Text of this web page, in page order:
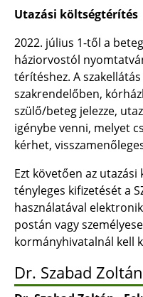
Utazási költségtérítés
2022. július 1-től a
háziorvostól
térítéshez. A
szakrendelőben,
szülő/beteg jelezze,
igénybe venni, melyet
kérhet,
Ezt követően az
tényleges kifizetését a
használatával
postán vagy
kormányhivatalnál kell
Dr. Szabad Zoltán